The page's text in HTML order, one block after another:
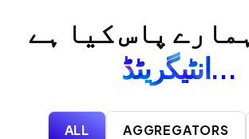
پاس کیا ہے
انٹیگریٹڈ...
ALL AGGREGATORS